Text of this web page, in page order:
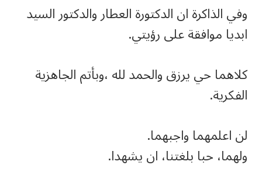
وفي الذاكرة ان الدكتورة العطار والدكتور السيد
ابديا موافقة على رؤيتي.
كلاهما حي يرزق والحمد لله ،وبأتم الجاهزية
الفكرية.
لن اعلمهما واجبهما.
ولهما، حبا بلغتنا، ان يشهدا.